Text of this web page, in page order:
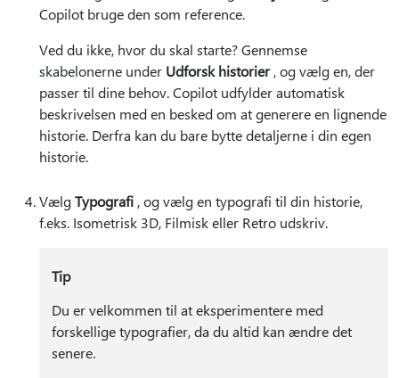
Copilot bruge den som reference.
Ved du ikke, hvor du skal starte? Gennemse
skabelonerne under Udforsk historier, og vælg en, der
passer til dine behov. Copilot udfylder automatisk
beskrivelsen med en besked om at generere en lignende
historie. Derfra kan du bare bytte detaljerne i din egen
historie.
VælgTypografi , og vælg en typografi til din historie,
f.eks. Isometrisk 3D, Filmisk eller Retro udskriv.
Tip
Du er velkommen til at eksperimentere med
forskellige typografier, da du altid kan ændre det
senere.